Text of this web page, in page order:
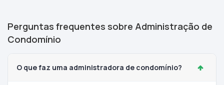
Perguntas frequentes sobre Administração de
Condomínio
O que faz uma administradora de condomínio?